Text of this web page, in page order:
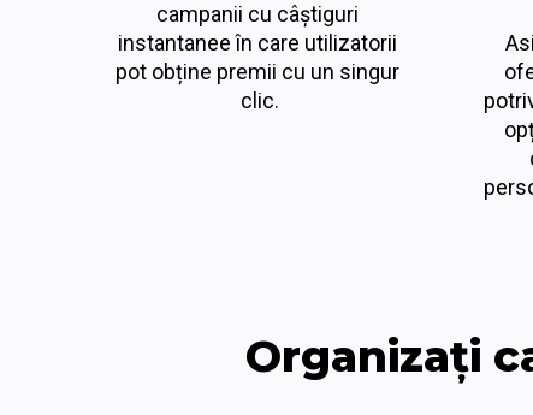
campanii cu câștiguri
instantanee în care utilizatorii
pot obține premii cu un singur
clic.
Organizați